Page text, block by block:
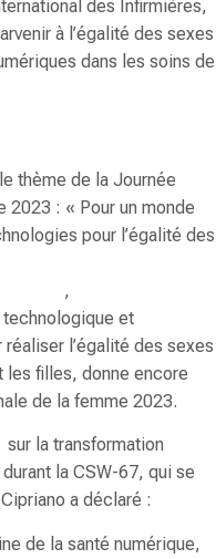
des Infirmières,
à l’égalité des sexes
dans les soins de
thème de la Journée
2023 : « Pour un monde
pour l’égalité des
,
technologique et
réaliser l’égalité des sexes
les filles, donne encore
de la femme 2023.
sur la transformation
la CSW-67, qui se
a déclaré :
de la santé numérique,